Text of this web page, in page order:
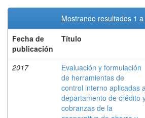
Mostrando resultados 1 a
Fecha de
publicación
Título
2017
Evaluación y formulación
de herramientas de
control interno aplicadas
departamento de crédito
cobranzas de la